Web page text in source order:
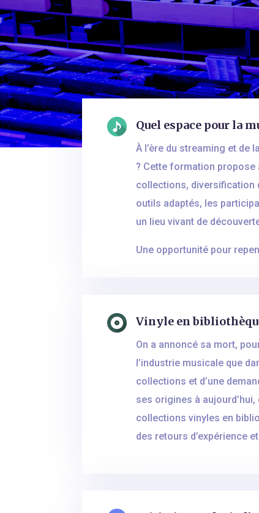
Quel espace pour la
À l’ère du streaming et
? Cette formation propose
collections, diversification
outils adaptés, les
un lieu vivant de
Une opportunité pour
Vinyle en
On a annoncé sa mort,
l’industrie musicale que
collections et d’une
ses origines à
collections vinyles en
des retours d’expérience